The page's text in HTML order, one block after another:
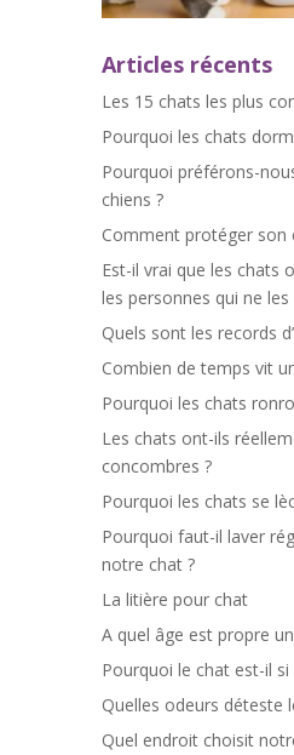
Articles récents
Les 15 chats les plus
Pourquoi les chats
Pourquoi préférons-
chiens ?
Comment protéger son
Est-il vrai que les chats
les personnes qui ne
Quels sont les records
Combien de temps vit
Pourquoi les chats
Les chats ont-ils
concombres ?
Pourquoi les chats se
Pourquoi faut-il laver
notre chat ?
La litière pour chat
A quel âge est propre
Pourquoi le chat est-il si
Quelles odeurs déteste
Quel endroit choisit